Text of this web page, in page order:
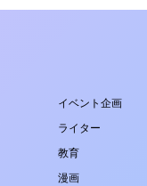
イベント企画
ライター
教育
漫画